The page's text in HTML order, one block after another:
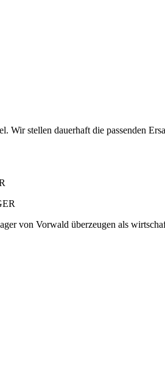
Wir stellen dauerhaft die passenden
von Vorwald überzeugen als